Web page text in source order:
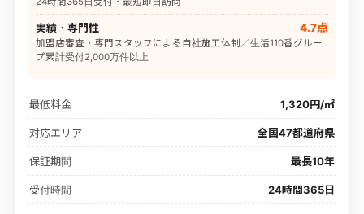
実績・専門性 4.7点
加盟店審査・専門スタッフによる自社施工体制／生活110番グルー
プ累計受付2,000万件以上
最低料金 1,320円/㎡
対応エリア 全国47都道府県
保証期間 最長10年
受付時間 24時間365日